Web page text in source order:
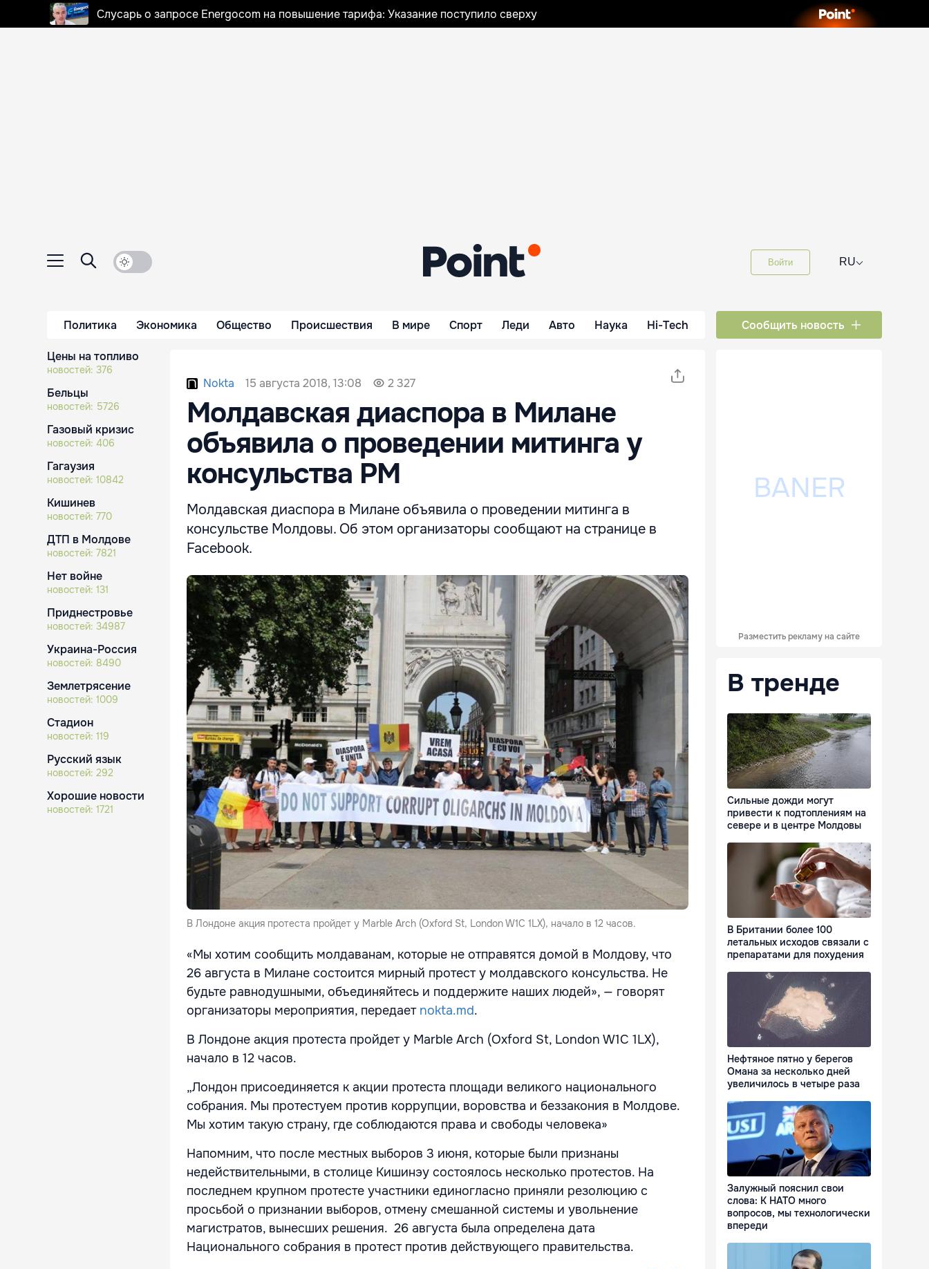
Слусарь о запросе Energocom на повышение тарифа: Указание поступило сверху
Войти RU⌵
Политика Экономика Общество Происшествия В мире Спорт Леди Авто Наука Hi-Tech Сообщить новость
Цены на топливо
новостей: 376
Бельцы
новостей: 5726
Газовый кризис
новостей: 406
Гагаузия
новостей: 10842
Кишинев
новостей: 770
ДТП в Молдове
новостей: 7821
Нет войне
новостей: 131
Приднестровье
новостей: 34987
Украина-Россия
новостей: 8490
Землетрясение
новостей: 1009
Стадион
новостей: 119
Русский язык
новостей: 292
Хорошие новости
новостей: 1721
Nokta 15 августа 2018, 13:08 2 327
Молдавская диаспора в Милане
объявила о проведении митинга у
консульства РМ
Молдавская диаспора в Милане объявила о проведении митинга в
консульстве Молдовы. Об этом организаторы сообщают на странице в
Facebook.
В Лондоне акция протеста пройдет у Marble Arch (Oxford St, London W1C 1LX), начало в 12 часов.
«Мы хотим сообщить молдаванам, которые не отправятся домой в Молдову, что
26 августа в Милане состоится мирный протест у молдавского консульства. Не
будьте равнодушными, объединяйтесь и поддержите наших людей», — говорят
организаторы мероприятия, передает nokta.md.
В Лондоне акция протеста пройдет у Marble Arch (Oxford St, London W1C 1LX),
начало в 12 часов.
„Лондон присоединяется к акции протеста площади великого национального
собрания. Мы протестуем против коррупции, воровства и беззакония в Молдове.
Мы хотим такую страну, где соблюдаются права и свободы человека»
Напомним, что после местных выборов 3 июня, которые были признаны
недействительными, в столице Кишинэу состоялось несколько протестов. На
последнем крупном протесте участники единогласно приняли резолюцию с
просьбой о признании выборов, отмену смешанной системы и увольнение
магистратов, вынесших решения. 26 августа была определена дата
Национального собрания в протест против действующего правительства.
Разместить рекламу на сайте
В тренде
Сильные дожди могут
привести к подтоплениям на
севере и в центре Молдовы
В Британии более 100
летальных исходов связали с
препаратами для похудения
Нефтяное пятно у берегов
Омана за несколько дней
увеличилось в четыре раза
Залужный пояснил свои
слова: К НАТО много
вопросов, мы технологически
впереди